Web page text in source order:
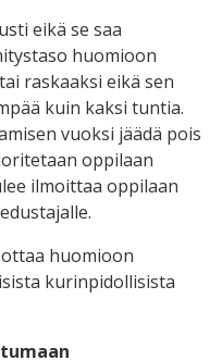
eikä se saa
huomioon
raskaaksi eikä sen
kuin kaksi tuntia.
vuoksi jäädä pois
oppilaan
ilmoittaa oppilaan
huomioon
kurinpidollisista